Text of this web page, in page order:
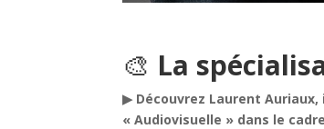
🎨 La
▶ Découvrez Laurent
« Audiovisuelle » dans le